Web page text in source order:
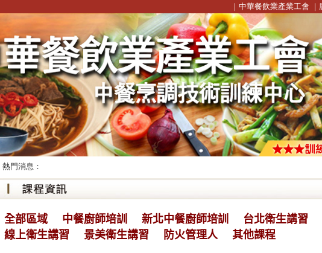
｜ 中華餐飲業產業工會 ｜
熱門消息：
全部區域 中餐廚師培訓 新北中餐廚師培訓 台北衛生講習
線上衛生講習
景美衛生講習 防火管理人 其他課程